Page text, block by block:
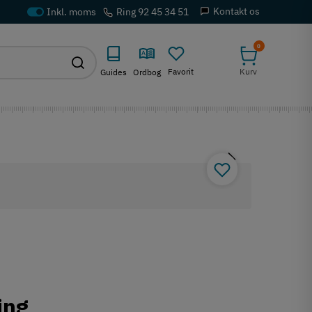
Ring 92 45 34 51 Kontakt os
Guides Ordbog Favorit
0
Kurv